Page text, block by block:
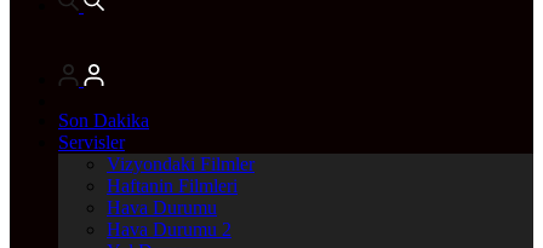
Son Dakika
Servisler
Vizyondaki Filmler
Haftanin Filmleri
Hava Durumu
Hava Durumu 2